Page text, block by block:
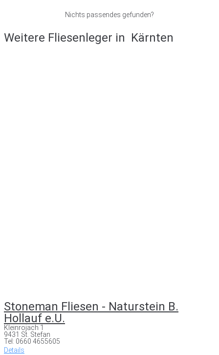
Nichts passendes gefunden?
Weitere Fliesenleger in Kärnten
Stoneman Fliesen - Naturstein B.
Hollauf e.U.
Kleinrojach 1
9431 St. Stefan
Tel: 0660 4655605
Details